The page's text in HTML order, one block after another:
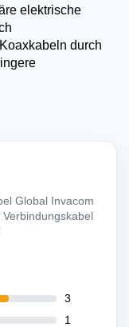
elektrische
durch
Global Invacom
3
1